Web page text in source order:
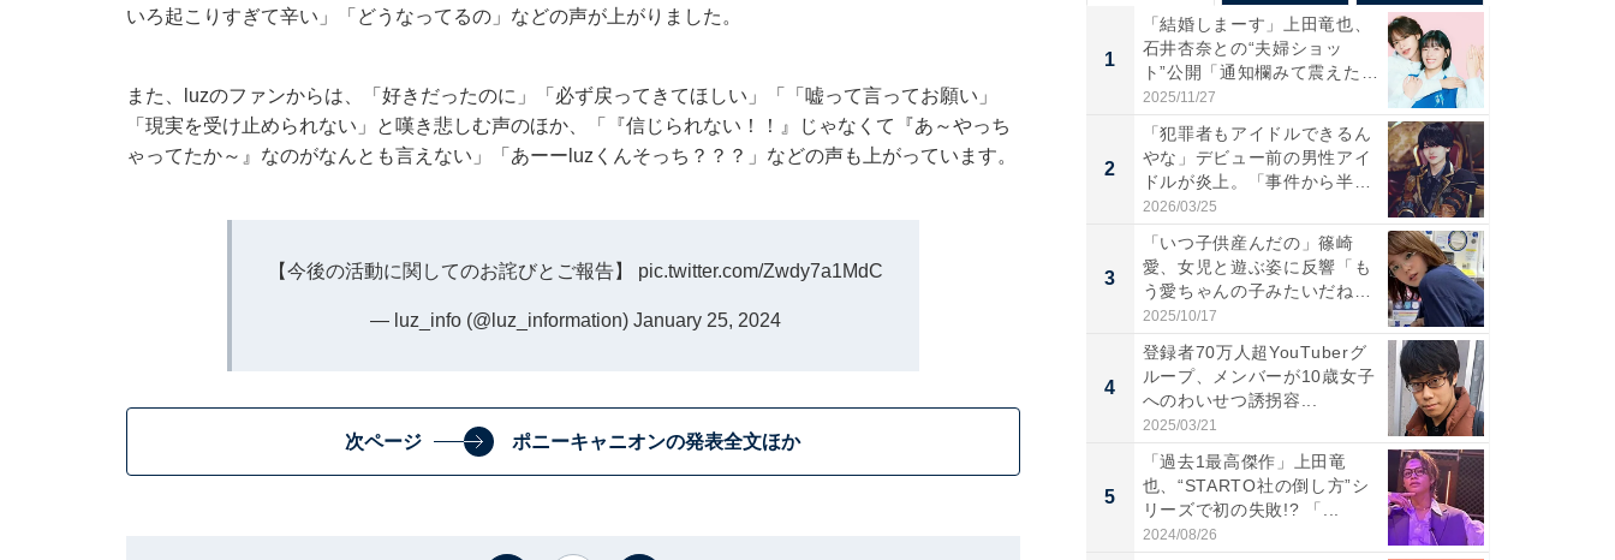
いろ起こりすぎて辛い」「どうなってるの」などの声が上がりました。
また、luzのファンからは、「好きだったのに」「必ず戻ってきてほしい」「「嘘って言ってお願い」
「現実を受け止められない」と嘆き悲しむ声のほか、「『信じられない！！』じゃなくて『あ～やっち
ゃってたか～』なのがなんとも言えない」「あーーluzくんそっち？？？」などの声も上がっています。
【今後の活動に関してのお詫びとご報告】 pic.twitter.com/Zwdy7a1MdC
— luz_info (@luz_information) January 25, 2024
次ページ ポニーキャニオンの発表全文ほか
1
「結婚しまーす」上田竜也、
石井杏奈との“夫婦ショッ
ト”公開「通知欄みて震えた」
「...
2025/11/27
2
「犯罪者もアイドルできるん
やな」デビュー前の男性アイ
ドルが炎上。「事件から半年
も...
2026/03/25
3
「いつ子供産んだの」篠崎
愛、女児と遊ぶ姿に反響「も
う愛ちゃんの子みたいだね」
「完...
2025/10/17
4
登録者70万人超YouTuberグ
ループ、メンバーが10歳女子
へのわいせつ誘拐容...
2025/03/21
5
「過去1最高傑作」上田竜
也、“STARTO社の倒し方”シ
リーズで初の失敗!? 「...
2024/08/26